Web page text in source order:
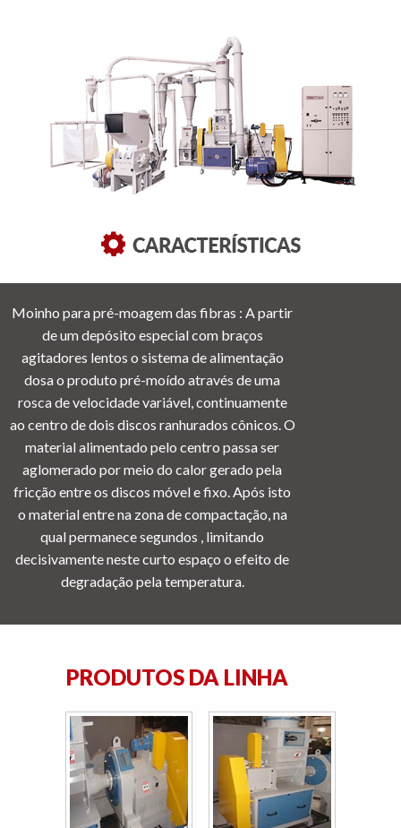
Moinho para pré-moagem das fibras : A partir
de um depósito especial com braços
agitadores lentos o sistema de alimentação
dosa o produto pré-moído através de uma
rosca de velocidade variável, continuamente
ao centro de dois discos ranhurados cônicos. O
material alimentado pelo centro passa ser
aglomerado por meio do calor gerado pela
fricção entre os discos móvel e fixo. Após isto
o material entre na zona de compactação, na
qual permanece segundos , limitando
decisivamente neste curto espaço o efeito de
degradação pela temperatura.
PRODUTOS DA LINHA